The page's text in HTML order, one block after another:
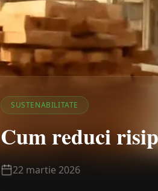
SUSTENABILITATE
Cum reduci
22 martie 2026